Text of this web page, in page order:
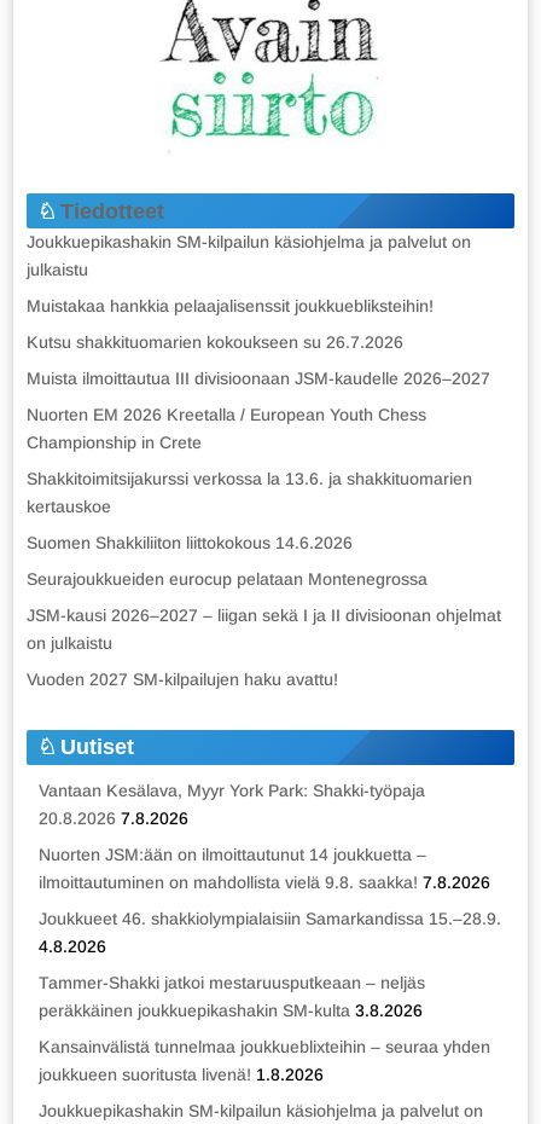
Tiedotteet
Joukkuepikashakin SM-kilpailun käsiohjelma ja palvelut on
julkaistu
Muistakaa hankkia pelaajalisenssit joukkuebliksteihin!
Kutsu shakkituomarien kokoukseen su 26.7.2026
Muista ilmoittautua III divisioonaan JSM-kaudelle 2026–2027
Nuorten EM 2026 Kreetalla / European Youth Chess
Championship in Crete
Shakkitoimitsijakurssi verkossa la 13.6. ja shakkituomarien
kertauskoe
Suomen Shakkiliiton liittokokous 14.6.2026
Seurajoukkueiden eurocup pelataan Montenegrossa
JSM-kausi 2026–2027 – liigan sekä I ja II divisioonan ohjelmat
on julkaistu
Vuoden 2027 SM-kilpailujen haku avattu!
Uutiset
Vantaan Kesälava, Myyr York Park: Shakki-työpaja
20.8.2026 7.8.2026
Nuorten JSM:ään on ilmoittautunut 14 joukkuetta –
ilmoittautuminen on mahdollista vielä 9.8. saakka! 7.8.2026
Joukkueet 46. shakkiolympialaisiin Samarkandissa 15.–28.9.
4.8.2026
Tammer-Shakki jatkoi mestaruusputkeaan – neljäs
peräkkäinen joukkuepikashakin SM-kulta 3.8.2026
Kansainvälistä tunnelmaa joukkueblixteihin – seuraa yhden
joukkueen suoritusta livenä! 1.8.2026
Joukkuepikashakin SM-kilpailun käsiohjelma ja palvelut on